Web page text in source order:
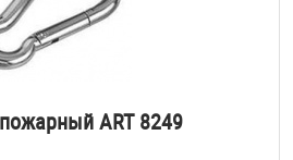
ART 8249